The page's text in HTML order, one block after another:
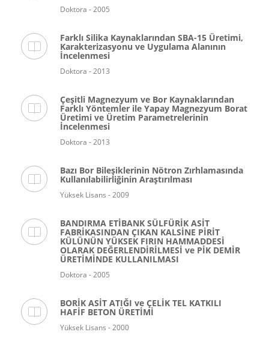
Doktora - 2005
Farklı Silika Kaynaklarından SBA-15 Üretimi,
Karakterizasyonu ve Uygulama Alanının
İncelenmesi
Doktora - 2013
Çeşitli Magnezyum ve Bor Kaynaklarından
Farklı Yöntemler ile Yapay Magnezyum Borat
Üretimi ve Üretim Parametrelerinin
İncelenmesi
Doktora - 2013
Bazı Bor Bileşiklerinin Nötron Zırhlamasında
Kullanılabilirliğinin Araştırılması
Yüksek Lisans - 2009
BANDIRMA ETİBANK SÜLFÜRİK ASİT
FABRİKASINDAN ÇIKAN KALSİNE PİRİT
KÜLÜNÜN YÜKSEK FIRIN HAMMADDESİ
OLARAK DEĞERLENDİRİLMESİ ve PİK DEMİR
ÜRETİMİNDE KULLANILMASI
Doktora - 2005
BORİK ASİT ATIĞI ve ÇELİK TEL KATKILI
HAFİF BETON ÜRETİMİ
Yüksek Lisans - 2000